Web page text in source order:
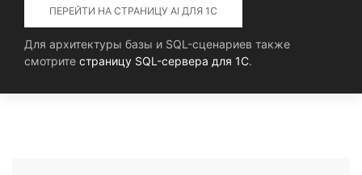
ПЕРЕЙТИ НА СТРАНИЦУ AI ДЛЯ 1С
Для архитектуры базы и SQL-сценариев также
смотрите страницу SQL-сервера для 1С.